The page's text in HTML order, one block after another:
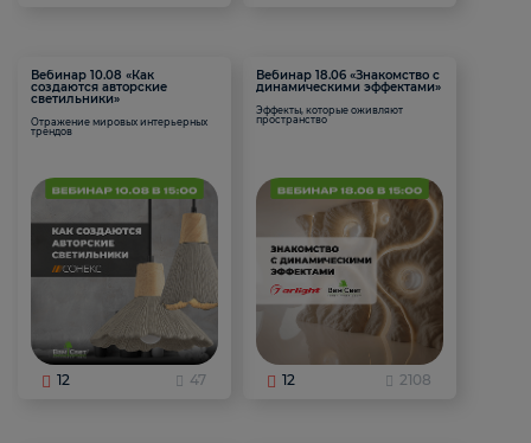
Вебинар 10.08 «Как
создаются авторские
светильники»
Отражение мировых интерьерных
трендов
12 47
Вебинар 18.06 «Знакомство с
динамическими эффектами»
Эффекты, которые оживляют
пространство
12 2108